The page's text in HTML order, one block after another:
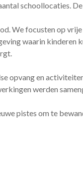
schoollocaties.
We focusten op
waarin kinderen
opvang en
werden
pistes om te